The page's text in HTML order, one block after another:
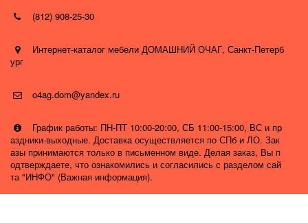
(812) 908-25-30
Интернет-каталог мебели ДОМАШНИЙ ОЧАГ, Санкт-Петерб
ург
o4ag.dom@yandex.ru
График работы: ПН-ПТ 10:00-20:00, СБ 11:00-15:00, ВС и пр
аздники-выходные. Доставка осуществляется по СПб и ЛО. Зак
азы принимаются только в письменном виде. Делая заказ, Вы п
одтверждаете, что ознакомились и согласились с разделом сай
та "ИНФО" (Важная информация).